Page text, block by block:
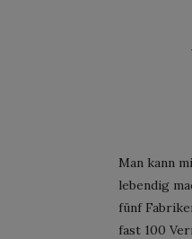
Man kann
lebendig
fünf
fast 100